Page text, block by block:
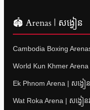
🏟 Arenas | សង្វៀន
Cambodia Boxing
World Kun Khmer
Ek Phnom Arena | សង្វៀន
Wat Roka Arena | សង្វៀនវ